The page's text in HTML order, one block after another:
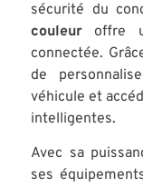
sécurité du
couleur offre
connectée.
de
véhicule et
intelligentes.
Avec sa
ses